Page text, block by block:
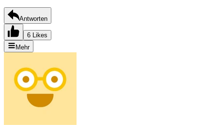
Antworten
6 Likes
Mehr